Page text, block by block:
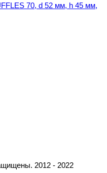
70, d 52 мм, h 45 мм,
2012 - 2022